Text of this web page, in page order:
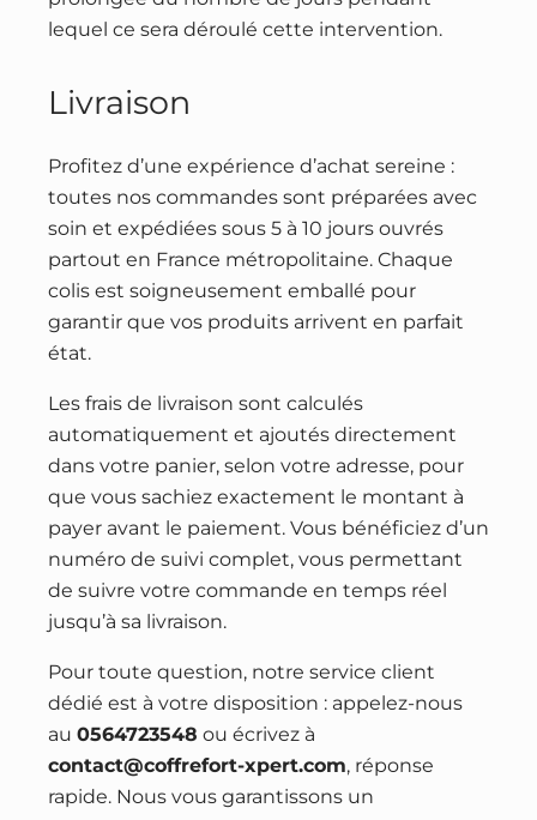
lequel ce sera déroulé cette intervention.
Livraison
Profitez d’une expérience d’achat sereine :
toutes nos commandes sont préparées avec
soin et expédiées sous 5 à 10 jours ouvrés
partout en France métropolitaine. Chaque
colis est soigneusement emballé pour
garantir que vos produits arrivent en parfait
état.
Les frais de livraison sont calculés
automatiquement et ajoutés directement
dans votre panier, selon votre adresse, pour
que vous sachiez exactement le montant à
payer avant le paiement. Vous bénéficiez d’un
numéro de suivi complet, vous permettant
de suivre votre commande en temps réel
jusqu’à sa livraison.
Pour toute question, notre service client
dédié est à votre disposition : appelez-nous
au 0564723548 ou écrivez à
contact@coffrefort-xpert.com, réponse
rapide. Nous vous garantissons un